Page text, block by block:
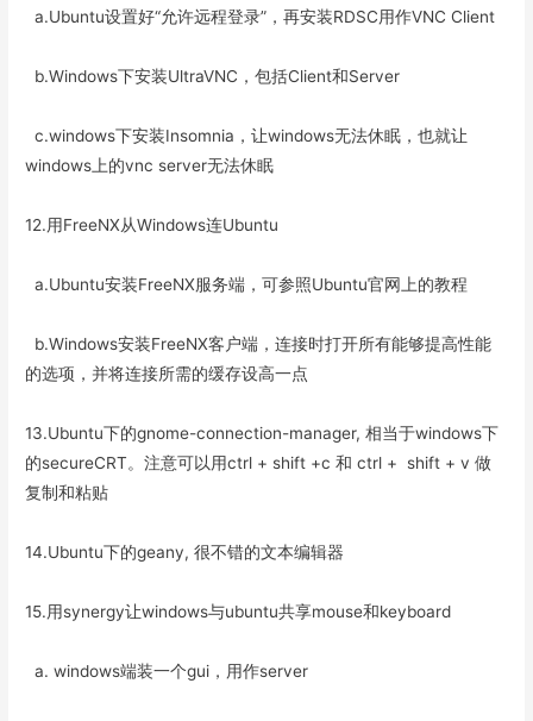
a.Ubuntu设置好“允许远程登录”，再安装RDSC用作VNC Client
b.Windows下安装UltraVNC，包括Client和Server
c.windows下安装Insomnia，让windows无法休眠，也就让
windows上的vnc server无法休眠
12.用FreeNX从Windows连Ubuntu
a.Ubuntu安装FreeNX服务端，可参照Ubuntu官网上的教程
b.Windows安装FreeNX客户端，连接时打开所有能够提高性能
的选项，并将连接所需的缓存设高一点
13.Ubuntu下的gnome-connection-manager, 相当于windows下
的secureCRT。注意可以用ctrl + shift +c 和 ctrl + shift + v 做
复制和粘贴
14.Ubuntu下的geany, 很不错的文本编辑器
15.用synergy让windows与ubuntu共享mouse和keyboard
a. windows端装一个gui，用作server